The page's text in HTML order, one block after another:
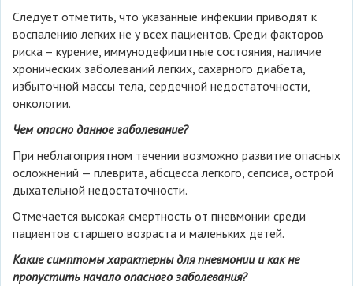
Следует отметить, что указанные инфекции приводят к
воспалению легких не у всех пациентов. Среди факторов
риска – курение, иммунодефицитные состояния, наличие
хронических заболеваний легких, сахарного диабета,
избыточной массы тела, сердечной недостаточности,
онкологии.
Чем опасно данное заболевание?
При неблагоприятном течении возможно развитие опасных
осложнений — плеврита, абсцесса легкого, сепсиса, острой
дыхательной недостаточности.
Отмечается высокая смертность от пневмонии среди
пациентов старшего возраста и маленьких детей.
Какие симптомы характерны для пневмонии и как не
пропустить начало опасного заболевания?